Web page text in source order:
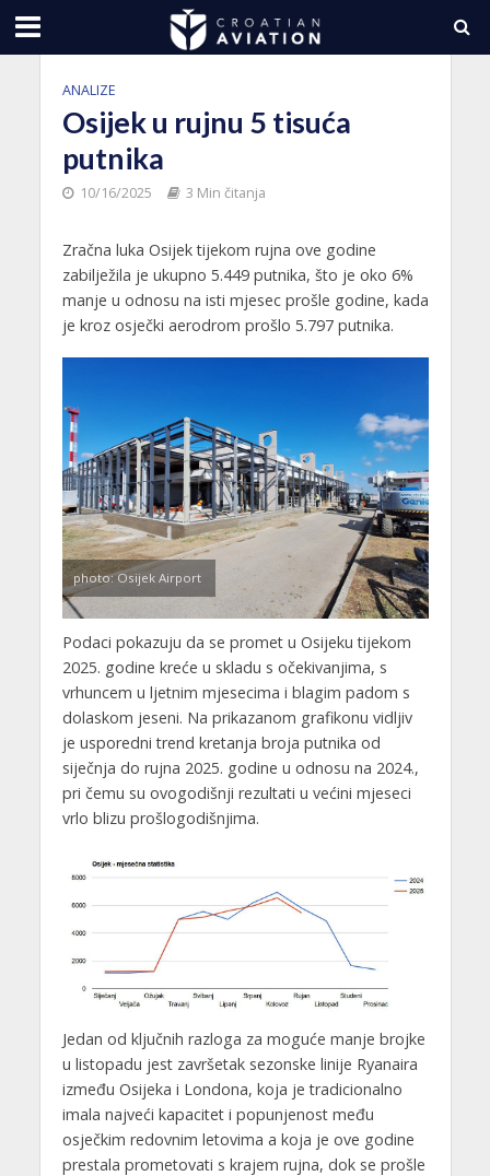
ANALIZE
Osijek u rujnu 5 tisuća
putnika
10/16/2025 3 Min čitanja
Zračna luka Osijek tijekom rujna ove godine
zabilježila je ukupno 5.449 putnika, što je oko 6%
manje u odnosu na isti mjesec prošle godine, kada
je kroz osječki aerodrom prošlo 5.797 putnika.
photo: Osijek Airport
Podaci pokazuju da se promet u Osijeku tijekom
2025. godine kreće u skladu s očekivanjima, s
vrhuncem u ljetnim mjesecima i blagim padom s
dolaskom jeseni. Na prikazanom grafikonu vidljiv
je usporedni trend kretanja broja putnika od
siječnja do rujna 2025. godine u odnosu na 2024.,
pri čemu su ovogodišnji rezultati u većini mjeseci
vrlo blizu prošlogodišnjima.
Jedan od ključnih razloga za moguće manje brojke
u listopadu jest završetak sezonske linije Ryanaira
između Osijeka i Londona, koja je tradicionalno
imala najveći kapacitet i popunjenost među
osječkim redovnim letovima a koja je ove godine
prestala prometovati s krajem rujna, dok se prošle